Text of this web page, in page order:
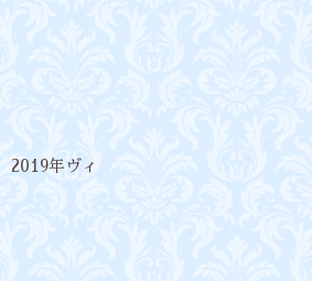
2019年ヴィ